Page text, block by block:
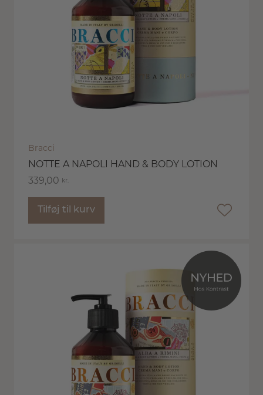
Bracci
NOTTE A NAPOLI HAND & BODY LOTION
339,00 kr.
Tilføj til kurv